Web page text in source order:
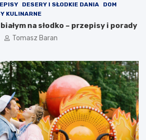
DESERY I SŁODKIE DANIA
DOM
KULINARNE
na słodko – przepisy i porady
Tomasz Baran